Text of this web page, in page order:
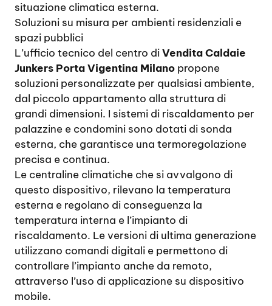
situazione climatica esterna.
Soluzioni su misura per ambienti residenziali e
spazi pubblici
L’ufficio tecnico del centro diVendita Caldaie
Junkers Porta Vigentina Milano propone
soluzioni personalizzate per qualsiasi ambiente,
dal piccolo appartamento alla struttura di
grandi dimensioni. I sistemi di riscaldamento per
palazzine e condomini sono dotati di sonda
esterna, che garantisce una termoregolazione
precisa e continua.
Le centraline climatiche che si avvalgono di
questo dispositivo, rilevano la temperatura
esterna e regolano di conseguenza la
temperatura interna e l’impianto di
riscaldamento. Le versioni di ultima generazione
utilizzano comandi digitali e permettono di
controllare l’impianto anche da remoto,
attraverso l’uso di applicazione su dispositivo
mobile.